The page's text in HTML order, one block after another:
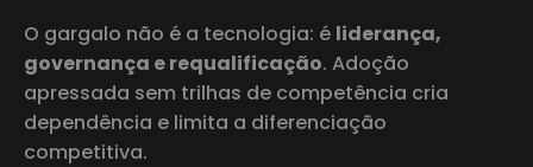
O gargalo não é a tecnologia: é liderança,
governança e requalificação. Adoção
apressada sem trilhas de competência cria
dependência e limita a diferenciação
competitiva.